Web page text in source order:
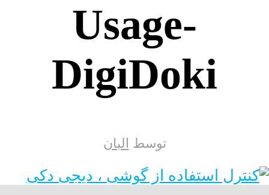
Usage-
DigiDoki
توسط البان